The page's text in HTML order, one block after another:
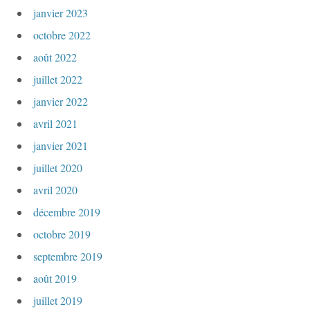
janvier 2023
octobre 2022
août 2022
juillet 2022
janvier 2022
avril 2021
janvier 2021
juillet 2020
avril 2020
décembre 2019
octobre 2019
septembre 2019
août 2019
juillet 2019